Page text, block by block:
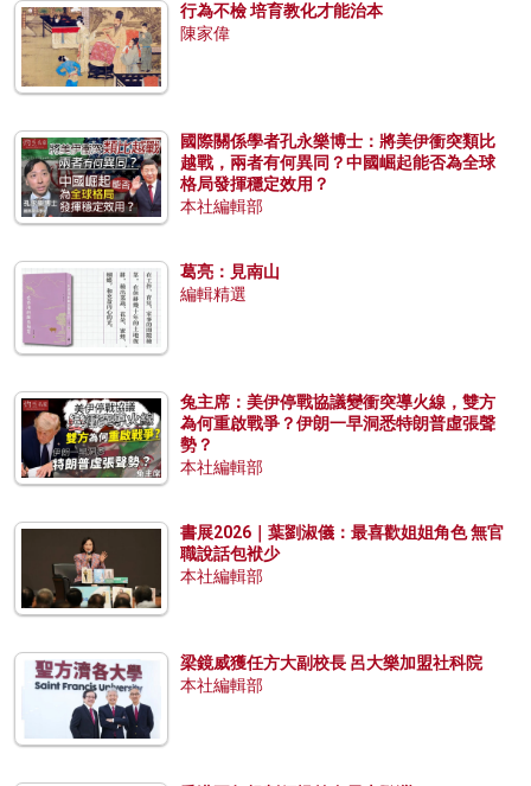
行為不檢 培育教化才能治本
陳家偉
國際關係學者孔永樂博士：將美伊衝突類比
越戰，兩者有何異同？中國崛起能否為全球
格局發揮穩定效用？
本社編輯部
葛亮：見南山
編輯精選
兔主席：美伊停戰協議變衝突導火線，雙方
為何重啟戰爭？伊朗一早洞悉特朗普虛張聲
勢？
本社編輯部
書展2026｜葉劉淑儀：最喜歡姐姐角色 無官
職說話包袱少
本社編輯部
梁鏡威獲任方大副校長 呂大樂加盟社科院
本社編輯部